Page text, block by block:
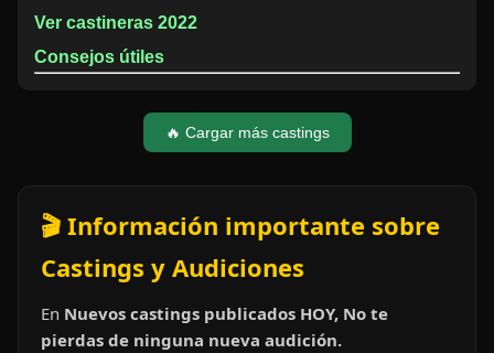
Ver castineras 2022
Consejos útiles
🔥 Cargar más castings
🎬 Información importante sobre
Castings y Audiciones
En Nuevos castings publicados HOY, No te
pierdas de ninguna nueva audición.